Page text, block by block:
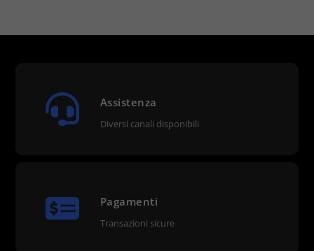
Assistenza
Diversi canali disponibili
Pagamenti
Transazioni sicure